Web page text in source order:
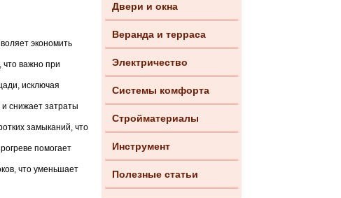
Двери и окна
Веранда и терраса
Электричество
Системы комфорта
Стройматериалы
Инструмент
Полезные статьи
экономить
что важно при
исключая
и снижает затраты
замыканий, что
помогает
что уменьшает